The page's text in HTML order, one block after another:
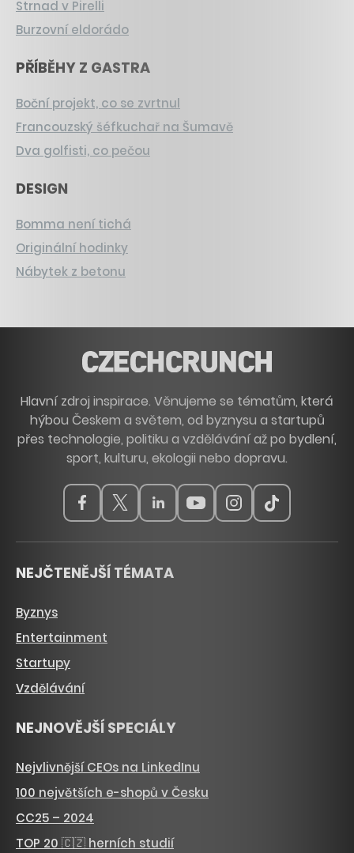
Strnad v Pirelli
Burzovní eldorádo
PŘÍBĚHY Z GASTRA
Boční projekt, co se zvrtnul
Francouzský šéfkuchař na Šumavě
Dva golfisti, co pečou
DESIGN
Bomma není tichá
Originální hodinky
Nábytek z betonu
Hlavní zdroj inspirace. Věnujeme se tématům, která
hýbou Českem a světem, od byznysu a startupů
přes technologie, politiku a vzdělávání až po bydlení,
sport, kulturu, ekologii nebo dopravu.
NEJČTENĚJŠÍ TÉMATA
Byznys
Entertainment
Startupy
Vzdělávání
NEJNOVĚJŠÍ SPECIÁLY
Nejvlivnější CEOs na LinkedInu
100 největších e-shopů v Česku
CC25 – 2024
TOP 20 🇨🇿 herních studií